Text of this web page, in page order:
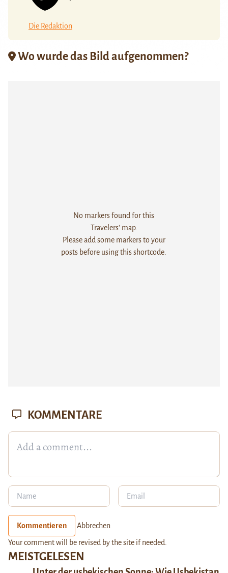
Die Redaktion
Wo wurde das Bild aufgenommen?
No markers found for this
Travelers' map.
Please add some markers to your
posts before using this shortcode.
MEISTGELESEN
KOMMENTARE
Kommentieren Abbrechen
Your comment will be revised by the site if needed.